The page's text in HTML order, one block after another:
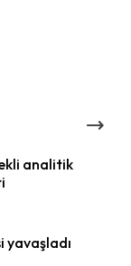
analitik
yavaşladı